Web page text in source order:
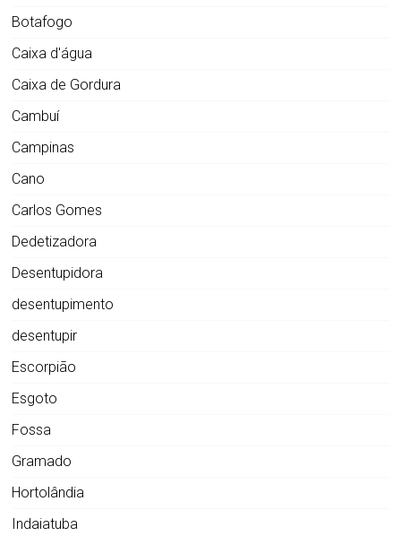
Botafogo
Caixa d'água
Caixa de Gordura
Cambuí
Campinas
Cano
Carlos Gomes
Dedetizadora
Desentupidora
desentupimento
desentupir
Escorpião
Esgoto
Fossa
Gramado
Hortolândia
Indaiatuba